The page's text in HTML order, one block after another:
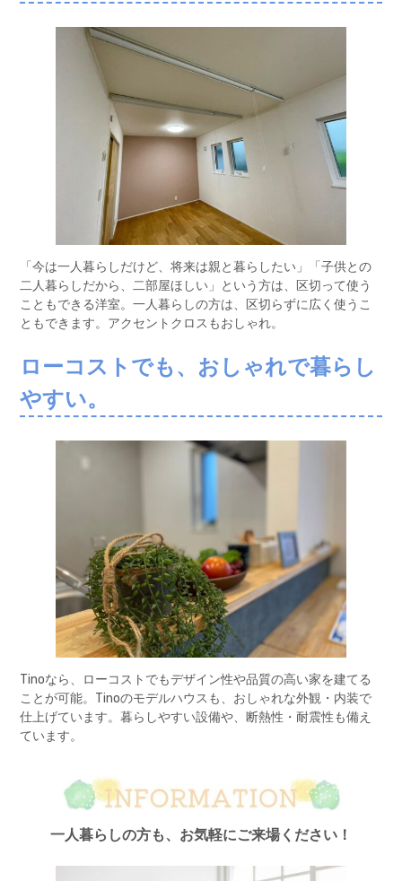
「今は一人暮らしだけど、将来は親と暮らしたい」「子供との
二人暮らしだから、二部屋ほしい」という方は、区切って使う
こともできる洋室。一人暮らしの方は、区切らずに広く使うこ
ともできます。アクセントクロスもおしゃれ。
ローコストでも、おしゃれで暮らし
やすい。
Tinoなら、ローコストでもデザイン性や品質の高い家を建てる
ことが可能。Tinoのモデルハウスも、おしゃれな外観・内装で
仕上げています。暮らしやすい設備や、断熱性・耐震性も備え
ています。
一人暮らしの方も、お気軽にご来場ください！